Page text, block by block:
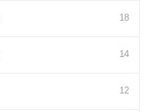
18
14
12